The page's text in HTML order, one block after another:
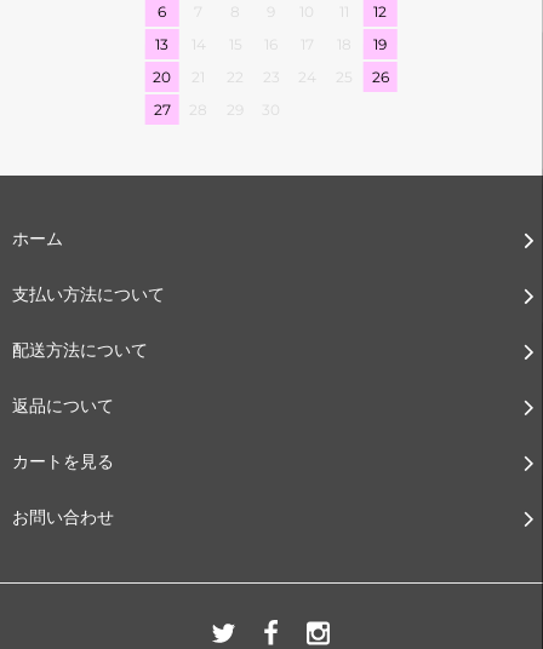
6 8 10 11
12
13
14 15 16 17 18 19
20 21 22 23 24 25
26
27
28 29 30
ホーム
支払い方法について
配送方法について
返品について
カートを見る
お問い合わせ